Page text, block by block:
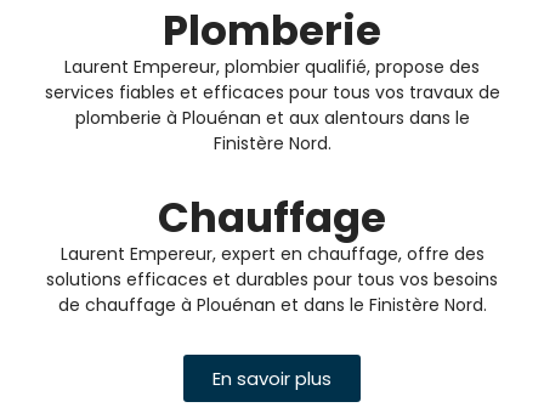
Plomberie
Laurent Empereur, plombier qualifié, propose des
services fiables et efficaces pour tous vos travaux de
plomberie à Plouénan et aux alentours dans le
Finistère Nord.
Chauffage
Laurent Empereur, expert en chauffage, offre des
solutions efficaces et durables pour tous vos besoins
de chauffage à Plouénan et dans le Finistère Nord.
En savoir plus